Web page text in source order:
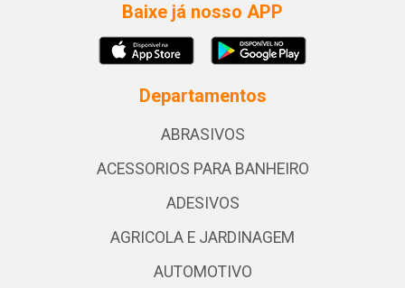
Baixe já nosso APP
Departamentos
ABRASIVOS
ACESSORIOS PARA BANHEIRO
ADESIVOS
AGRICOLA E JARDINAGEM
AUTOMOTIVO